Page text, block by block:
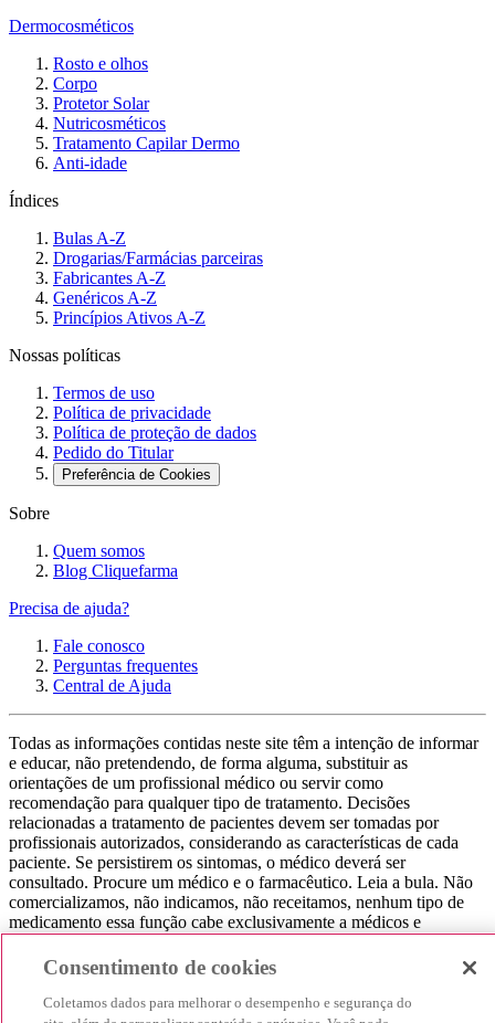
Dermocosméticos
Rosto e olhos
Corpo
Protetor Solar
Nutricosméticos
Tratamento Capilar Dermo
Anti-idade
Índices
Bulas A-Z
Drogarias/Farmácias parceiras
Fabricantes A-Z
Genéricos A-Z
Princípios Ativos A-Z
Nossas políticas
Termos de uso
Política de privacidade
Política de proteção de dados
Pedido do Titular
Preferência de Cookies
Sobre
Quem somos
Blog Cliquefarma
Precisa de ajuda?
Fale conosco
Perguntas frequentes
Central de Ajuda
Todas as informações contidas neste site têm a intenção de informar
e educar, não pretendendo, de forma alguma, substituir as
orientações de um profissional médico ou servir como
recomendação para qualquer tipo de tratamento. Decisões
relacionadas a tratamento de pacientes devem ser tomadas por
profissionais autorizados, considerando as características de cada
paciente. Se persistirem os sintomas, o médico deverá ser
consultado. Procure um médico e o farmacêutico. Leia a bula. Não
comercializamos, não indicamos, não receitamos, nenhum tipo de
medicamento essa função cabe exclusivamente a médicos e
consultar seu médico. Não somos uma loja ou marketplace, ou seja,
que você encontre o preço mais barato, comparando os preços de
Consentimento de cookies
Coletamos dados para melhorar o desempenho e segurança do